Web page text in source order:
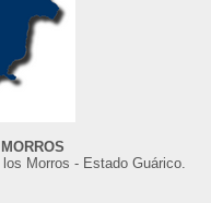
Morros - Estado Guárico.